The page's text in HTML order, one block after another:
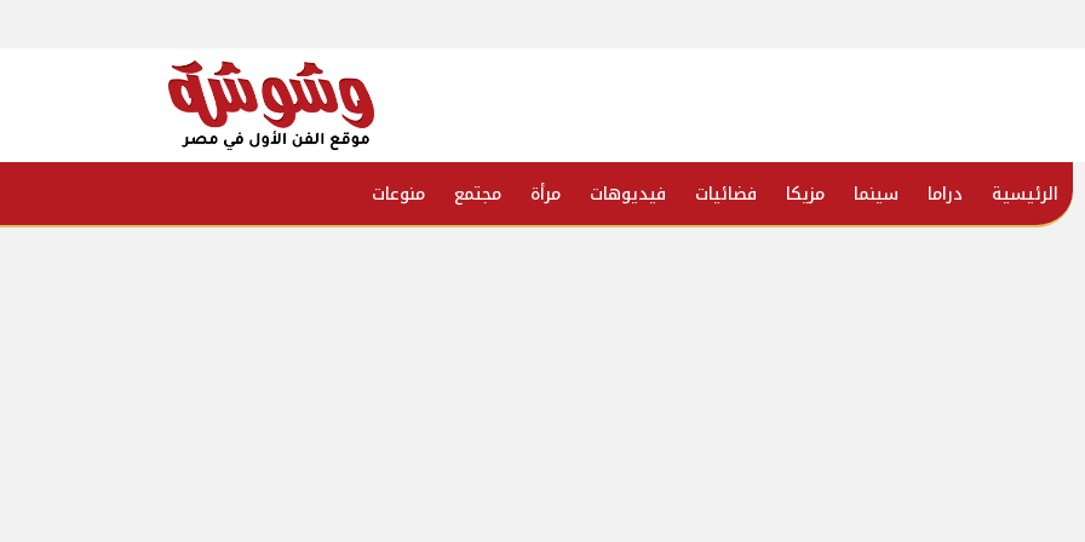
الرئيسية دراما سينما مزيكا فضائيات فيديوهات مرأة مجتمع منوعات